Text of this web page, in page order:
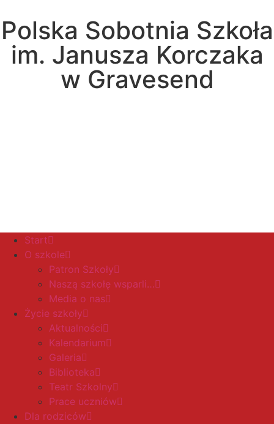
Polska Sobotnia Szkoła
im. Janusza Korczaka
w Gravesend
Start
O szkole
Patron Szkoły
Naszą szkołę wsparli…
Media o nas
Życie szkoły
Aktualności
Kalendarium
Galeria
Biblioteka
Teatr Szkolny
Prace uczniów
Dla rodziców